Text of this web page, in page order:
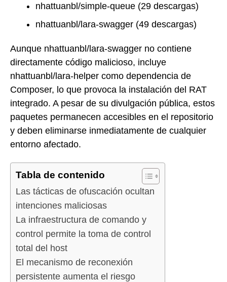
nhattuanbl/simple-queue (29 descargas)
nhattuanbl/lara-swagger (49 descargas)
Aunque nhattuanbl/lara-swagger no contiene
directamente código malicioso, incluye
nhattuanbl/lara-helper como dependencia de
Composer, lo que provoca la instalación del RAT
integrado. A pesar de su divulgación pública, estos
paquetes permanecen accesibles en el repositorio
y deben eliminarse inmediatamente de cualquier
entorno afectado.
Tabla de contenido
Las tácticas de ofuscación ocultan
intenciones maliciosas
La infraestructura de comando y
control permite la toma de control
total del host
El mecanismo de reconexión
persistente aumenta el riesgo